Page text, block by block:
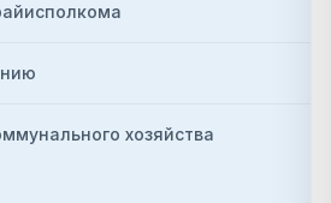
хозяйства